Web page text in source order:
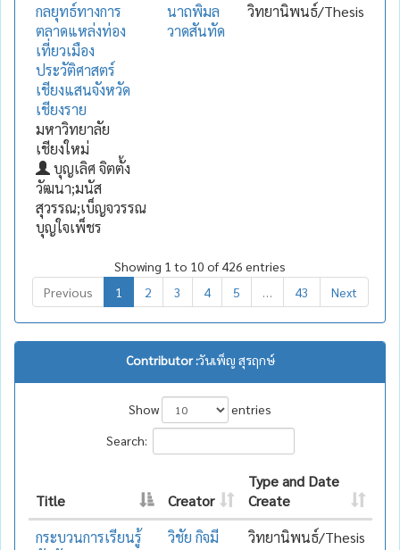
กลยุทธ์ทางการ
ตลาดแหล่งท่อง
เที่ยวเมือง
ประวัติศาสตร์
เชียงแสนจังหวัด
เชียงราย
มหาวิทยาลัย
เชียงใหม่
บุญเลิศ จิตตั้ง
วัฒนา;มนัส
สุวรรณ;เบ็ญจวรรณ
บุญใจเพ็ชร
นาถพิมล
วาดสันทัด
วิทยานิพนธ์/Thesis
Showing 1 to 10 of 426 entries
Previous
1 2 3 4 5 43 Next
Contributor :วันเพ็ญ สุรฤกษ์
Show
entries
Search:
Title Creator
Type and Date
Create
กระบวนการเรียนรู้
วิชัย กิจมี วิทยานิพนธ์/Thesis